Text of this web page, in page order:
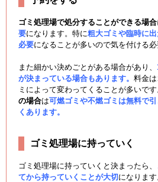
ゴミ処理場で処分することができる場合
要になります。特に粗大ゴミや臨時に
必要になることが多いので気を付ける必
また細かい決めごとがある場合があり、
が決まっている場合もあります。 料金
ミによって変わってくることが多いです
の場合は可燃ゴミや不燃ゴミは無料で
くあります。
ゴミ処理場に持っていく
ゴミ処理場に持っていくと決まったら、
てから持っていくことが大切になりま